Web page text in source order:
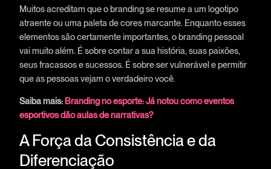
Muitos acreditam que o branding se resume a um logotipo
atraente ou uma paleta de cores marcante. Enquanto esses
elementos são certamente importantes, o branding pessoal
vai muito além. É sobre contar a sua história, suas paixões,
seus fracassos e sucessos. É sobre ser vulnerável e permitir
que as pessoas vejam o verdadeiro você.
Saiba mais:Branding no esporte: Já notou como eventos
esportivos dão aulas de narrativas?
A Força da Consistência e da
Diferenciação